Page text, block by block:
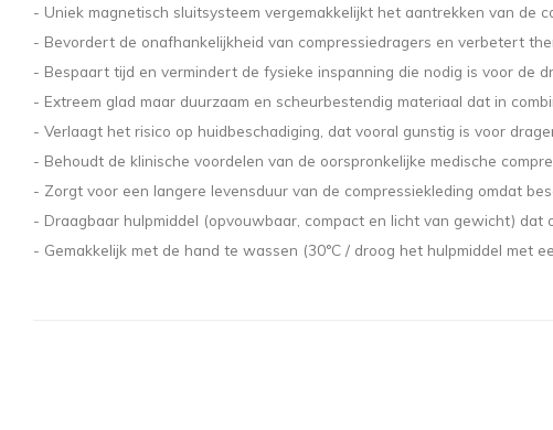
- Uniek magnetisch sluitsysteem vergemakkelijkt het aantrekken van de
- Bevordert de onafhankelijkheid van compressiedragers en verbetert
- Bespaart tijd en vermindert de fysieke inspanning die nodig is voor de
- Extreem glad maar duurzaam en scheurbestendig materiaal dat in
- Verlaagt het risico op huidbeschadiging, dat vooral gunstig is voor
- Behoudt de klinische voordelen van de oorspronkelijke medische
- Zorgt voor een langere levensduur van de compressiekleding omdat
- Draagbaar hulpmiddel (opvouwbaar, compact en licht van gewicht) dat
- Gemakkelijk met de hand te wassen (30°C / droog het hulpmiddel met